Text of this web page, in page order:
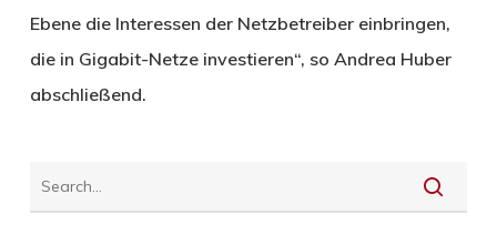
Ebene die Interessen der Netzbetreiber einbringen,
die in Gigabit-Netze investieren“, so Andrea Huber
abschließend.